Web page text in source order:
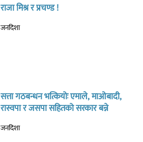
राजा मिश्र र प्रचण्ड !
जनदिशा
सत्ता गठबन्धन भत्कियोः एमाले, माओबादी,
रास्वपा र जसपा सहितको सरकार बन्ने
जनदिशा